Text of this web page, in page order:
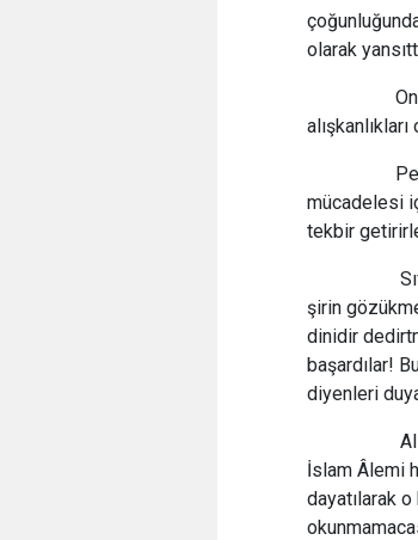
olarak
mücadelesi
tekbir
şirin
dinidir
başardılar!
diyenleri
Allah
İslam Âlemi
dayatılarak